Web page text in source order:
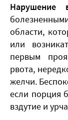
Нарушение
области,
или
первым
рвота,
желчи.
если порция
вздутие и